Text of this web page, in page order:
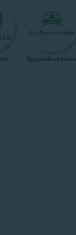
Spa paula irrazabal